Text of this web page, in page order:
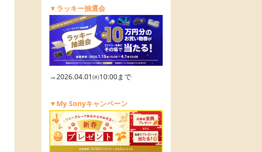
▼ラッキー抽選会
→2026.04.01㈬10:00まで
▼My Sonyキャンペーン